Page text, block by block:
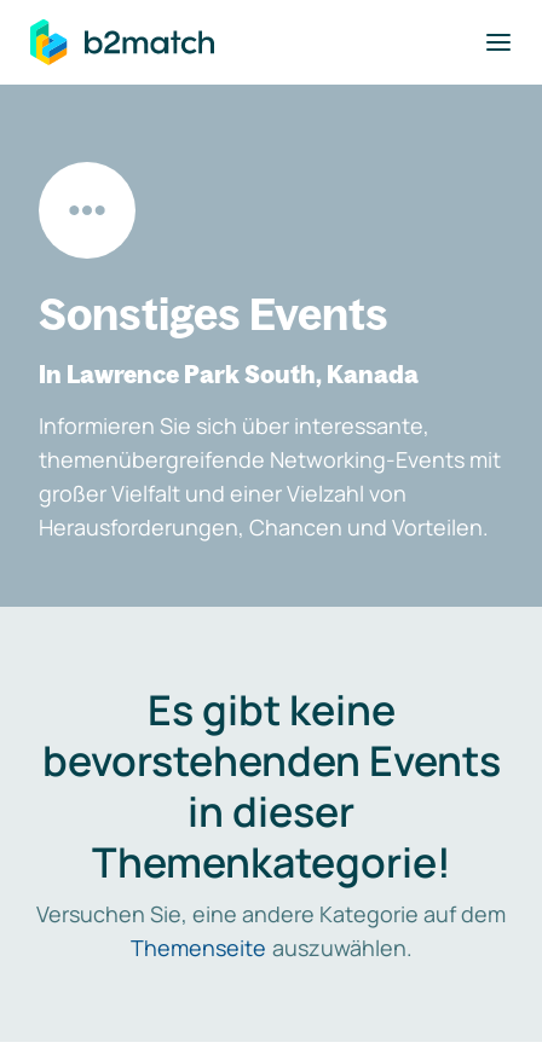
springen
Sonstiges Events
In Lawrence Park South, Kanada
Informieren Sie sich über interessante,
themenübergreifende Networking-Events mit
großer Vielfalt und einer Vielzahl von
Herausforderungen, Chancen und Vorteilen.
Es gibt keine
bevorstehenden Events
in dieser
Themenkategorie!
Versuchen Sie, eine andere Kategorie auf dem
Themenseite auszuwählen.